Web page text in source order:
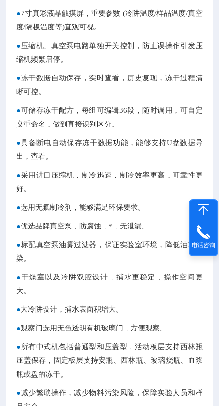
●7寸真彩液晶触摸屏，重要参数 (冷阱温度/样品温度/真空
度/隔板温度等)直观可视。
●压缩机、真空泵电路单独开关控制，防止误操作引发压
缩机频繁启停。
●冻干数据自动保存，实时查看，历史复现，冻干过程清
晰可控。
●可储存冻干配方，每组可编辑36段，随时调用，可自定
义重命名，做到直接识别区分。
●具备断电自动保存冻干数据功能，能够支持U盘数据导
出，查看。
●采用进口压缩机，制冷迅速，制冷效率更高，可靠性更
好。
●选用无氟制冷剂，能够满足环保要求。
●优选品牌真空泵，防腐蚀，*，无泄漏。
●标配真空泵油雾过滤器，保证实验室环境，降低油雾污
染。
●干燥室以及冷阱双腔设计，捕水更稳定，操作空间更
大。
●大冷阱设计，捕水表面积增大。
●观察门选用无色透明有机玻璃门，方便观察。
● 所有中式机包括普通型和压盖型，活动板层支持西林瓶
压盖保存，固定板层支持安瓶、西林瓶、玻璃烧瓶、血浆
瓶或盘的冻干。
●减少繁琐操作，减少物料污染风险，保障实验人员和样
电话咨询